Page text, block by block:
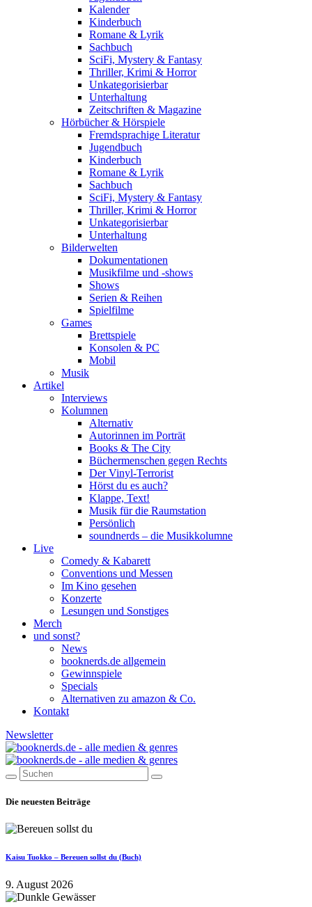
Kalender
Kinderbuch
Romane & Lyrik
Sachbuch
SciFi, Mystery & Fantasy
Thriller, Krimi & Horror
Unkategorisierbar
Unterhaltung
Zeitschriften & Magazine
Hörbücher & Hörspiele
Fremdsprachige Literatur
Jugendbuch
Kinderbuch
Romane & Lyrik
Sachbuch
SciFi, Mystery & Fantasy
Thriller, Krimi & Horror
Unkategorisierbar
Unterhaltung
Bilderwelten
Dokumentationen
Musikfilme und -shows
Shows
Serien & Reihen
Spielfilme
Games
Brettspiele
Konsolen & PC
Mobil
Musik
Artikel
Interviews
Kolumnen
Alternativ
Autorinnen im Porträt
Books & The City
Büchermenschen gegen Rechts
Der Vinyl-Terrorist
Hörst du es auch?
Klappe, Text!
Musik für die Raumstation
Persönlich
soundnerds – die Musikkolumne
Live
Comedy & Kabarett
Conventions und Messen
Im Kino gesehen
Konzerte
Lesungen und Sonstiges
Merch
und sonst?
News
booknerds.de allgemein
Gewinnspiele
Specials
Alternativen zu amazon & Co.
Kontakt
Newsletter
Die neuesten Beiträge
Kaisu Tuokko – Bereuen sollst du (Buch)
9. August 2026